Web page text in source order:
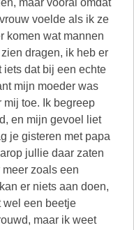
maar vooral omdat
voelde als ik ze
komen wat mannen
dragen, ik heb er
iets dat bij een echte
mijn moeder was
mij toe. Ik begreep
en mijn gevoel liet
je gisteren met papa
jullie daar zaten
zoals een
er niets aan doen,
wel een beetje
maar ik weet